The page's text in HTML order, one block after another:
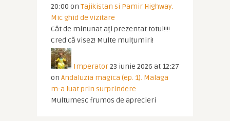
20:00 on Tajikistan si Pamir Highway.
Mic ghid de vizitare
Cât de minunat ați prezentat totul!!!!
Cred că visez! Multe mulțumiri!
Imperator23 iunie 2026 at 12:27
on Andaluzia magica (ep. 1). Malaga
m-a luat prin surprindere
Multumesc frumos de aprecieri